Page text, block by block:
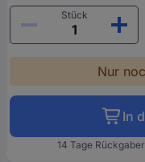
Stück
Nur
In
14 Tage